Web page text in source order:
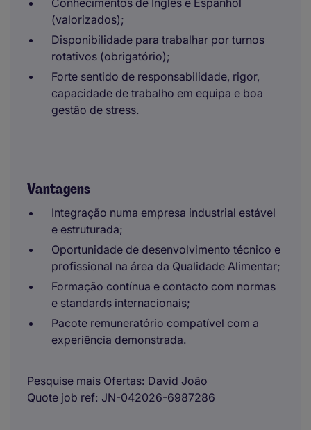
Conhecimentos de Inglês e Espanhol
(valorizados);
Disponibilidade para trabalhar por turnos
rotativos (obrigatório);
Forte sentido de responsabilidade, rigor,
capacidade de trabalho em equipa e boa
gestão de stress.
Vantagens
Integração numa empresa industrial estável
e estruturada;
Oportunidade de desenvolvimento técnico e
profissional na área da Qualidade Alimentar;
Formação contínua e contacto com normas
e standards internacionais;
Pacote remuneratório compatível com a
experiência demonstrada.
Pesquise mais Ofertas David João
Quote job ref JN-042026-6987286